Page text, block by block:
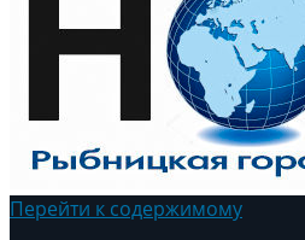
Перейти к содержимому